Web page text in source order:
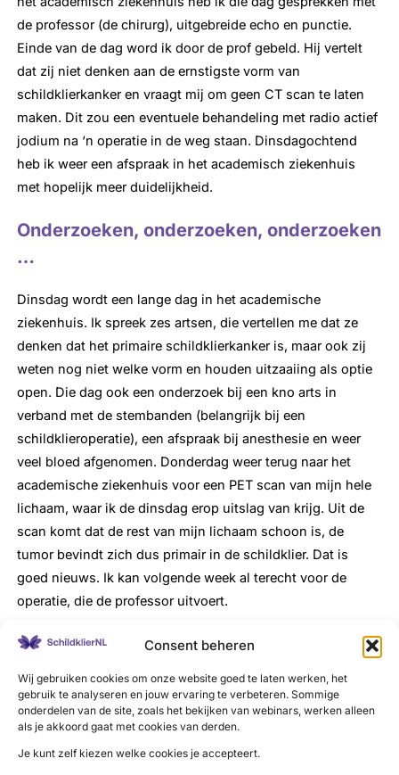
Consent beheren
Wij gebruiken cookies om onze website goed te laten werken, het
gebruik te analyseren en jouw ervaring te verbeteren. Sommige
onderdelen van de site, zoals het bekijken van webinars, werken alleen
als je akkoord gaat met cookies van derden.
Je kunt zelf kiezen welke cookies je accepteert.
de professor (de chirurg), uitgebreide echo en punctie.
Einde van de dag word ik door de prof gebeld. Hij vertelt
dat zij niet denken aan de ernstigste vorm van
schildklierkanker en vraagt mij om geen CT scan te laten
maken. Dit zou een eventuele behandeling met radio actief
jodium na ‘n operatie in de weg staan. Dinsdagochtend
heb ik weer een afspraak in het academisch ziekenhuis
met hopelijk meer duidelijkheid.
Onderzoeken, onderzoeken, onderzoeken
…
Dinsdag wordt een lange dag in het academische
ziekenhuis. Ik spreek zes artsen, die vertellen me dat ze
denken dat het primaire schildklierkanker is, maar ook zij
weten nog niet welke vorm en houden uitzaaiing als optie
open. Die dag ook een onderzoek bij een kno arts in
verband met de stembanden (belangrijk bij een
schildklieroperatie), een afspraak bij anesthesie en weer
veel bloed afgenomen. Donderdag weer terug naar het
academische ziekenhuis voor een PET scan van mijn hele
lichaam, waar ik de dinsdag erop uitslag van krijg. Uit de
scan komt dat de rest van mijn lichaam schoon is, de
tumor bevindt zich dus primair in de schildklier. Dat is
goed nieuws. Ik kan volgende week al terecht voor de
operatie, die de professor uitvoert.
Eindelijk een diagnose
De operatie duurt een stuk langer dan gedacht, totaal 3,5
uur, maar met een belangrijke reden. De prof legt uit dat ze
nu de helft hebben verwijderd, omdat ze denken dat het
ook nog mogelijk is dat het misschien toch goedaardig is.